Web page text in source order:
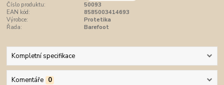
Číslo produktu:
50093
EAN kód:
8585003414693
Výrobce:
Protetika
Řada:
Barefoot
Kompletní specifikace
Komentáře 0